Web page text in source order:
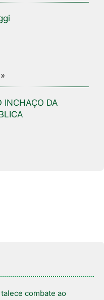
INCHAÇO DA
combate ao